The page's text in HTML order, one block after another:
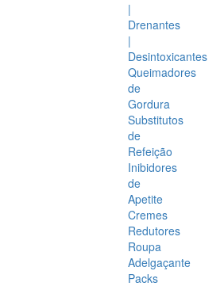
|
Drenantes
|
Desintoxicantes
Queimadores
de
Gordura
Substitutos
de
Refeição
Inibidores
de
Apetite
Cremes
Redutores
Roupa
Adelgaçante
Packs